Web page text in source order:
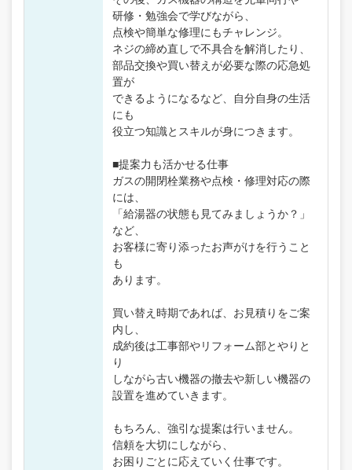
研修・勉強会で学びながら、
点検や簡単な修理にもチャレンジ。
ネジの締め直しで不具合を解消したり、
部品交換や買い替えが必要な際の応急処
置が
できるようになるなど、自分自身の生活
にも
役立つ知識とスキルが身につきます。
■提案力も活かせる仕事
ガスの開閉栓業務や点検・修理対応の際
には、
「給湯器の状態も見てみましょうか？」
など、
お客様に寄り添ったお声がけを行うこと
も
あります。
買い替え時期であれば、お見積りをご案
内し、
成約後は工事部やリフォーム部とやりと
り
しながら古い機器の撤去や新しい機器の
設置を進めていきます。
もちろん、強引な提案は行いません。
信頼を大切にしながら、
お困りごとに応えていく仕事です。